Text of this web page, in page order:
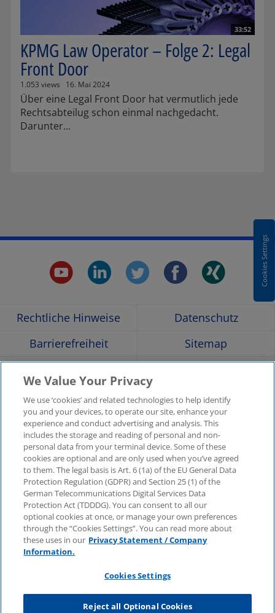
33:52
KPMG Law Operator – Folge 2: Legal
Front Door
1.053 views 16. Mai 2024
Über eine Legal Front Door hat vermutlich jede
Rechtsabteilug schon einmal nachgedacht.
Darunter...
Cookies Settings
Rechtliche Hinweise
Datenschutz
Barrierefreiheit
Sitemap
Unternehmensangaben
Kontakt
KPMG-Standorte im
Überblick
Social Media
Medien
KPMG VideoIn
neuer
Registerkarte
oder
neuem
Fenster
öffnen
Pressemitteilungen
Pressekontakt
Newsletter im Überblick
youtube.
Opens
in
a
new
window
linkedin.
a
new
window
twitter.
Opens
a
new
window
Opens
in
a
new
window
in
a
new
© 2025 KPMG AG Wirtschaftsprüfungsgesellschaft,
eine Aktiengesellschaft nach deutschem Recht und ein
Mitglied der globalen KPMG-Organisation
unabhängiger Mitgliedsfirmen, die KPMG International
Guarantee, angeschlossen sind. Alle Rechte
Für weitere Einzelheiten über die Struktur der globalen
We Value Your Privacy
We use ‘cookies’ and related technologies to help identify
you and your devices, to operate our site, enhance your
experience and conduct advertising and analysis. This
includes the storage and reading of personal and non-
personal data from your terminal device. Some of these
cookies are optional and are only used when you’ve agreed
to them. The legal basis is Art. 6 (1a) of the EU General Data
Protection Regulation (GDPR) and Section 25 (1) of the
German Telecommunications Digital Services Data
Protection Act (TDDDG). You can consent to all our
optional cookies at once, or manage your own preferences
through the “Cookies Settings”. You can read more about
these uses in our Privacy Statement / Company
Information.
Cookies Settings
Reject all Optional Cookies